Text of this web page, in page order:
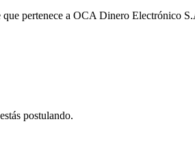
pertenece a OCA Dinero Electrónico
postulando.